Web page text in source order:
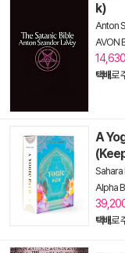
k)
Anton
AVON
14,630
택배로
A
Sahara
Alpha
택배로